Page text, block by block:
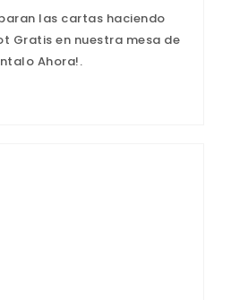
las cartas haciendo
Gratis en nuestra mesa de
Ahora!.